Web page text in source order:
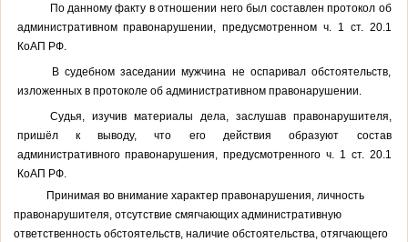
По данному факту в отношении него был составленпротокол об
административном правонарушении, предусмотренном ч. 1 ст. 20.1
КоАП РФ.
В судебном заседании мужчина не оспаривал обстоятельств,
изложенных в протоколе об административном правонарушении.
Судья, изучив материалы дела, заслушав правонарушителя,
пришёл к выводу, что его действия образуют состав
административного правонарушения, предусмотренного ч. 1 ст. 20.1
КоАП РФ.
Принимая во внимание характер правонарушения, личность
правонарушителя, отсутствие смягчающих административную
ответственность обстоятельств, наличие обстоятельства, отягчающего